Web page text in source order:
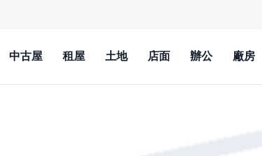
中古屋 租屋 土地 店面 辦公 廠房